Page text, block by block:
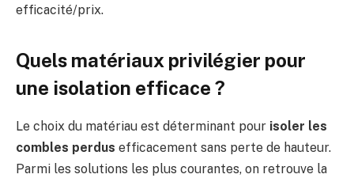
efficacité/prix.
Quels matériaux privilégier pour
une isolation efficace ?
Le choix du matériau est déterminant pour isoler les
combles perdus efficacement sans perte de hauteur.
Parmi les solutions les plus courantes, on retrouve la